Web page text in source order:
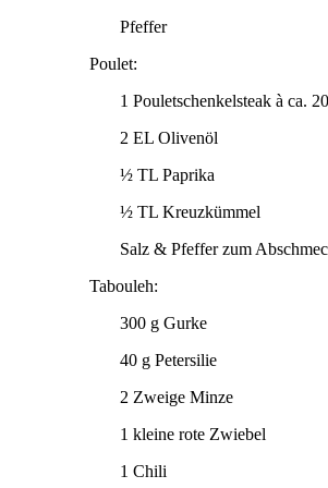
Pfeffer
Poulet:
1 Pouletschenkelsteak à ca.
2 EL Olivenöl
½ TL Paprika
½ TL Kreuzkümmel
Salz & Pfeffer zum
Tabouleh:
300 g Gurke
40 g Petersilie
2 Zweige Minze
1 kleine rote Zwiebel
1 Chili